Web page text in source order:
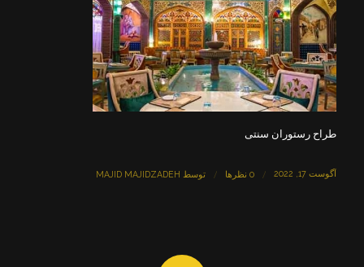
طراح رستوران سنتی
آگوست 17, 2022 / 0 نظرها / توسط MAJID MAJIDZADEH